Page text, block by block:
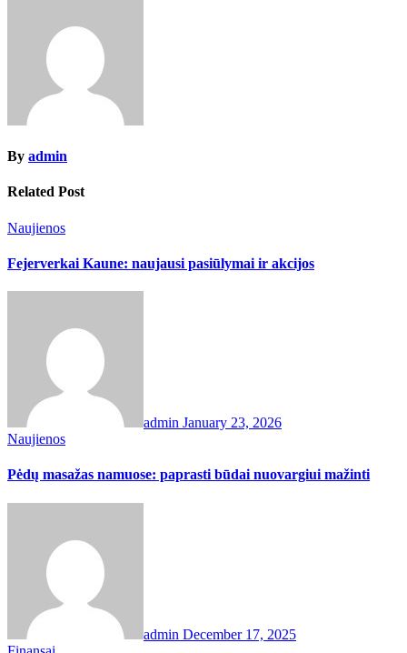
By admin
Related Post
Naujienos
Fejerverkai Kaune: naujausi pasiūlymai ir akcijos
admin January 23, 2026
Naujienos
Pėdų masažas namuose: paprasti būdai nuovargiui mažinti
admin December 17, 2025